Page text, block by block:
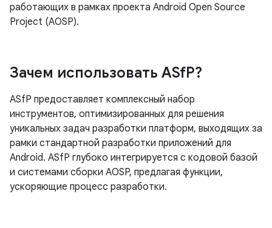
работающих в рамках проекта Android Open Source
Project (AOSP).
Зачем использовать ASfP?
ASfP предоставляет комплексный набор
инструментов, оптимизированных для решения
уникальных задач разработки платформ, выходящих за
рамки стандартной разработки приложений для
Android. ASfP глубоко интегрируется с кодовой базой
и системами сборки AOSP, предлагая функции,
ускоряющие процесс разработки.